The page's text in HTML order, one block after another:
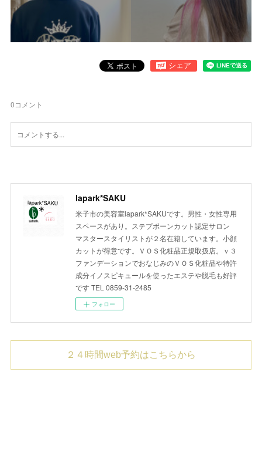
0コメント
lapark*SAKU
米子市の美容室lapark*SAKUです。男性・女性専用
スペースがあり。ステプボーンカット認定サロン
マスタースタイリストが２名在籍しています。小顔
カットが得意です。ＶＯＳ化粧品正規取扱店。ｖ３
ファンデーションでおなじみのＶＯＳ化粧品や特許
成分イノスピキュールを使ったエステや脱毛も好評
です TEL 0859-31-2485
フォロー
２４時間web予約はこちらから